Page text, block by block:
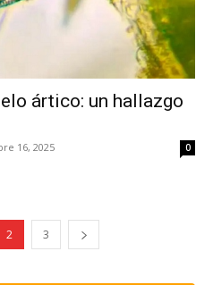
ártico: un hallazgo
16, 2025 0
2 3